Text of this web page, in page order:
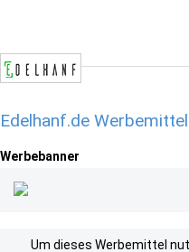
Edelhanf.de
Werbebanner
Um dieses Werbemittel